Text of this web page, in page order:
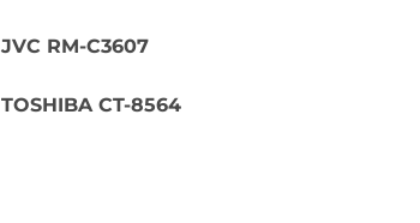
JVC RM-C3607
TOSHIBA CT-8564